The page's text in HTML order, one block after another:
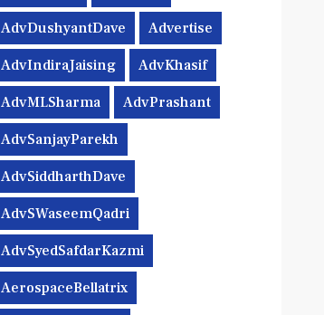
AdvDushyantDave Advertise
AdvIndiraJaising AdvKhasif
AdvMLSharma AdvPrashant
AdvSanjayParekh
AdvSiddharthDave
AdvSWaseemQadri
AdvSyedSafdarKazmi
AerospaceBellatrix